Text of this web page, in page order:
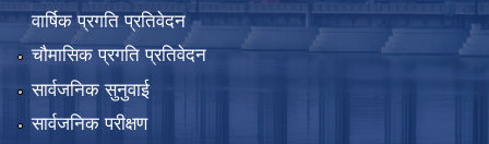
वार्षिक प्रगति प्रतिवेदन
चौमासिक प्रगति प्रतिवेदन
सार्वजनिक सुनुवाई
सार्वजनिक परीक्षण